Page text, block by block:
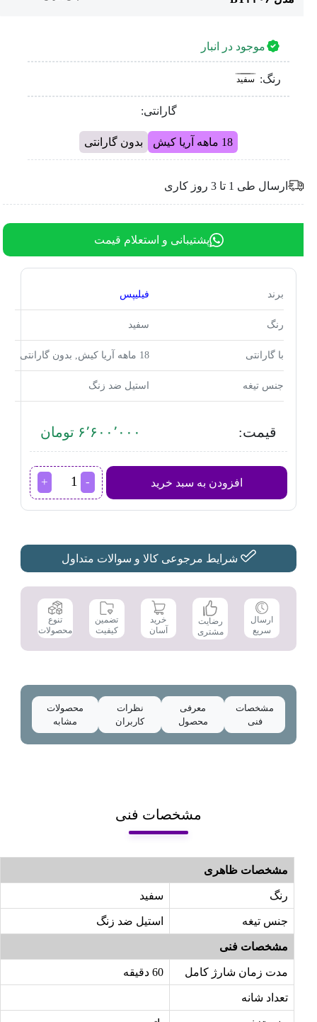
موجود در انبار
رنگ: سفید
گارانتی:
بدون گارانتی
ارسال طی 1 تا 3 روز کاری
پشتیبانی و استعلام قیمت
برند فیلیپس
رنگ سفید
با گارانتی
جنس تیغه استیل ضد زنگ
قیمت: ۶٬۶۰۰٬۰۰۰ تومان
افزودن به سبد خرید
ماشین
اصلاح
مدل
BT3206
عدد
شرایط مرجوعی کالا و سوالات متداول
ارسال
سریع
رضایت
مشتری
خرید
آسان
تضمین
کیفیت
تنوع
محصولات
مشخصات
فنی
معرفی
محصول
نظرات
کاربران
محصولات
مشابه
مشخصات فنی
مشخصات ظاهری
رنگ سفید
جنس تیغه استیل ضد زنگ
مشخصات فنی
مدت زمان شارژ کامل
تعداد شانه